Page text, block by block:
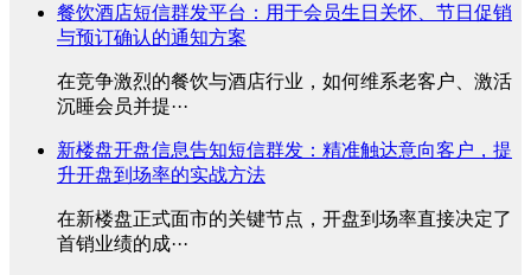
餐饮酒店短信群发平台：用于会员生日关怀、节日促销
与预订确认的通知方案
在竞争激烈的餐饮与酒店行业，如何维系老客户、激活
沉睡会员并提···
新楼盘开盘信息告知短信群发：精准触达意向客户，提
升开盘到场率的实战方法
在新楼盘正式面市的关键节点，开盘到场率直接决定了
首销业绩的成···